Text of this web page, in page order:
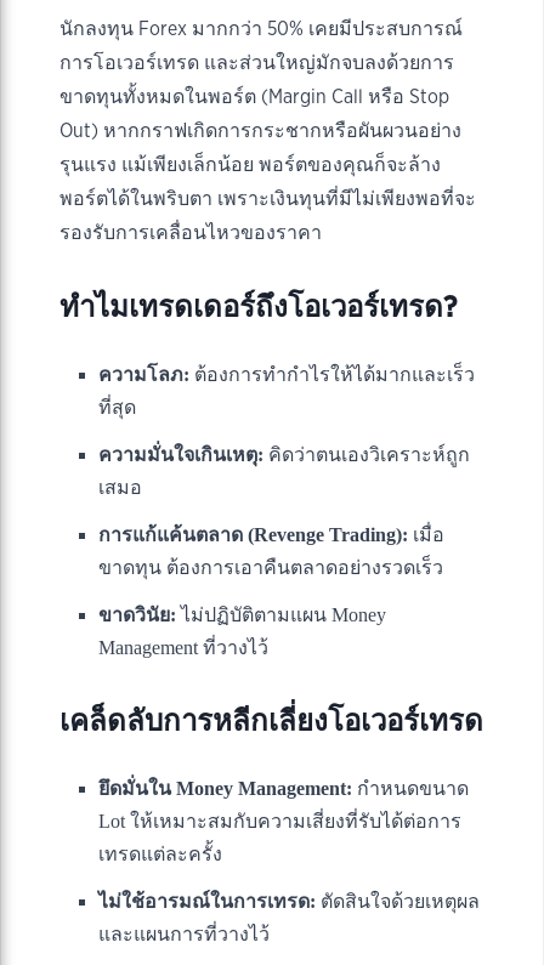
นักลงทุน Forex มากกว่า 50% เคยมีประสบการณ์
การโอเวอร์เทรด และส่วนใหญ่มักจบลงด้วยการ
ขาดทุนทั้งหมดในพอร์ต (Margin Call หรือ Stop
Out) หากกราฟเกิดการกระชากหรือผันผวนอย่าง
รุนแรง แม้เพียงเล็กน้อย พอร์ตของคุณก็จะล้าง
พอร์ตได้ในพริบตา เพราะเงินทุนที่มีไม่เพียงพอที่จะ
รองรับการเคลื่อนไหวของราคา
ทำไมเทรดเดอร์ถึงโอเวอร์เทรด?
ความโลภ: ต้องการทำกำไรให้ได้มากและเร็ว
ที่สุด
ความมั่นใจเกินเหตุ: คิดว่าตนเองวิเคราะห์ถูก
เสมอ
การแก้แค้นตลาด (Revenge Trading): เมื่อ
ขาดทุน ต้องการเอาคืนตลาดอย่างรวดเร็ว
ขาดวินัย: ไม่ปฏิบัติตามแผน Money
Management ที่วางไว้
เคล็ดลับการหลีกเลี่ยงโอเวอร์เทรด
ยึดมั่นใน Money Management: กำหนดขนาด
Lot ให้เหมาะสมกับความเสี่ยงที่รับได้ต่อการ
เทรดแต่ละครั้ง
ไม่ใช้อารมณ์ในการเทรด: ตัดสินใจด้วยเหตุผล
และแผนการที่วางไว้